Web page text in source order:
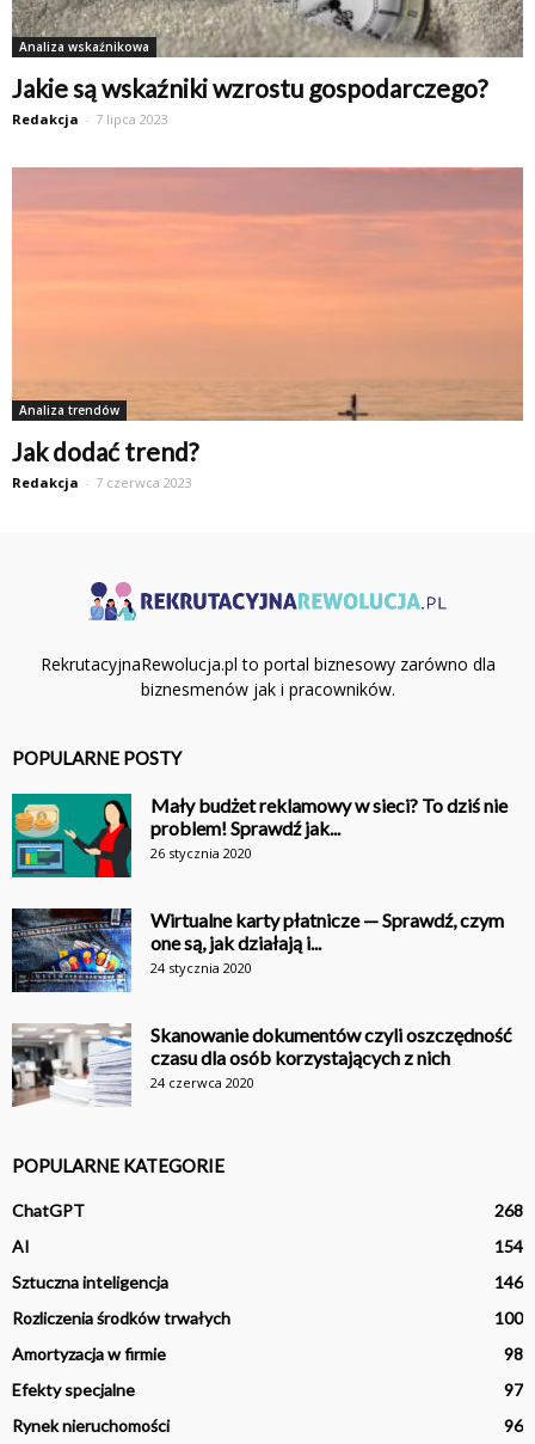
Analiza wskaźnikowa
Jakie są wskaźniki wzrostu gospodarczego?
Redakcja - 7 lipca 2023
Analiza trendów
Jak dodać trend?
Redakcja - 7 czerwca 2023
RekrutacyjnaRewolucja.pl to portal biznesowy zarówno dla
biznesmenów jak i pracowników.
POPULARNE POSTY
Mały budżet reklamowy w sieci? To dziś nie
problem! Sprawdź jak...
26 stycznia 2020
Wirtualne karty płatnicze — Sprawdź, czym
one są, jak działają i...
24 stycznia 2020
Skanowanie dokumentów czyli oszczędność
czasu dla osób korzystających z nich
24 czerwca 2020
POPULARNE KATEGORIE
ChatGPT
268
AI
154
Sztuczna inteligencja
146
Rozliczenia środków trwałych
100
Amortyzacja w firmie
98
Efekty specjalne
97
Rynek nieruchomości
96